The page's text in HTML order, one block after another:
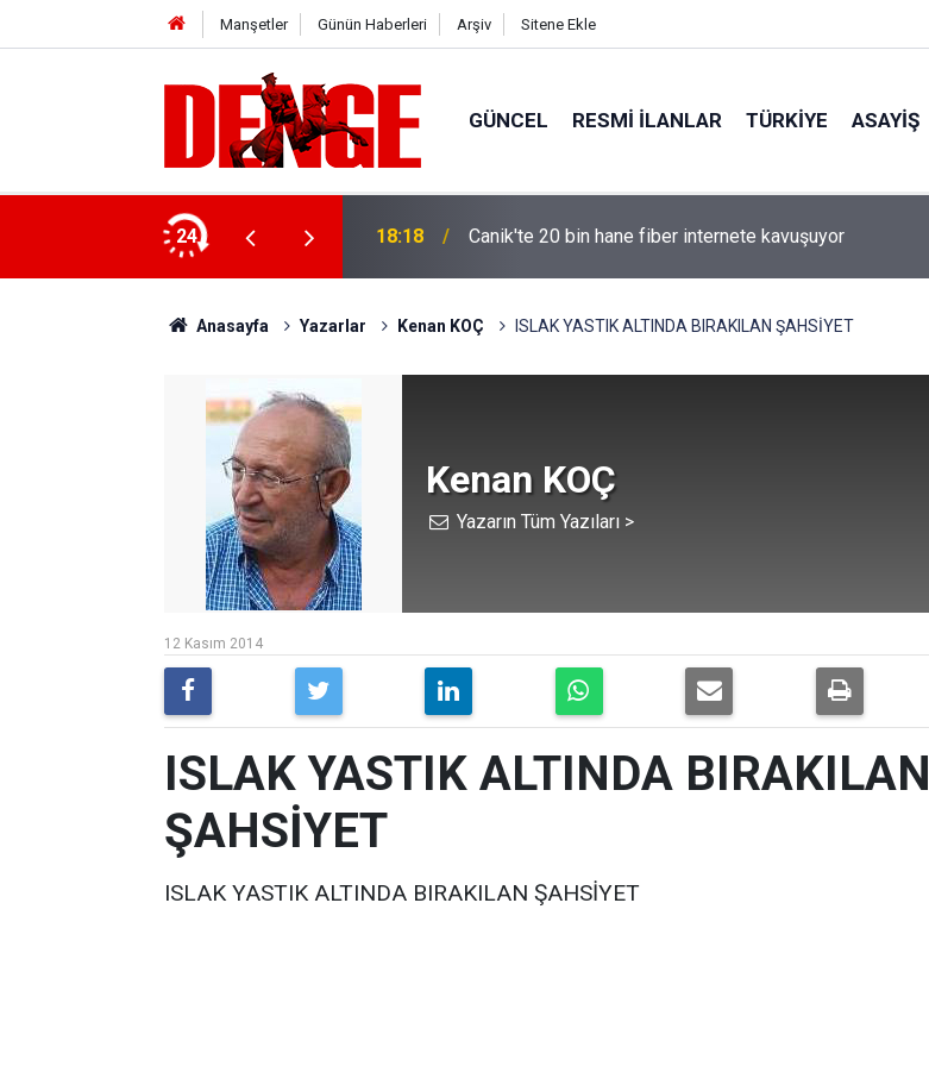
Manşetler Günün Haberleri Arşiv Sitene Ekle
GÜNCEL RESMI İLANLAR TÜRKİYE ASAYİŞ
24
kadar devam edecek 18:18 Canik'te 20 bin hane fiber internete kavuşuyor
Anasayfa Yazarlar Kenan KOÇ ISLAK YASTIK ALTINDA BIRAKILAN ŞAHSİYET
Kenan KOÇ
Yazarın Tüm Yazıları >
12 Kasım 2014
ISLAK YASTIK ALTINDA BIRAKILAN
ŞAHSİYET
ISLAK YASTIK ALTINDA BIRAKILAN ŞAHSİYET